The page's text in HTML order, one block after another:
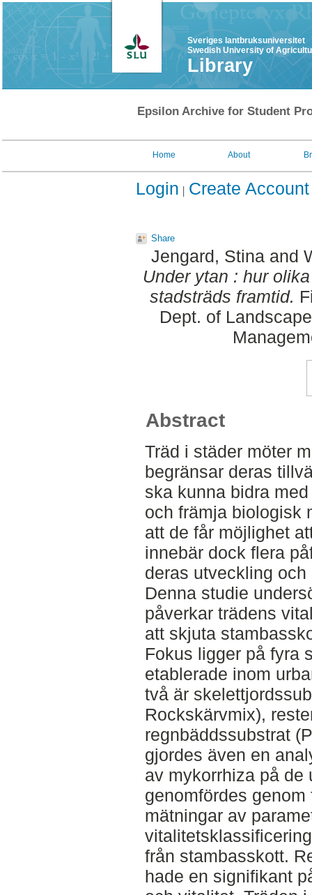
Sveriges lantbruksuniversitet
Swedish University of
Library
Epsilon Archive for Student
Home About
Login Create Account
Share
Jengard, Stinaand
Under ytan : hur
stadsträds framtid.
Dept. of
Abstract
Träd i städer möter
begränsar deras
ska kunna bidra
och främja biologisk
att de får möjlighet
innebär dock flera
deras utveckling
Denna studie
påverkar trädens
att skjuta
Fokus ligger på fyra
etablerade inom
två är
Rockskärvmix),
regnbäddssubstrat
gjordes även en
av mykorrhiza på de
genomfördes
mätningar av
från stambasskott.
hade en signifikant